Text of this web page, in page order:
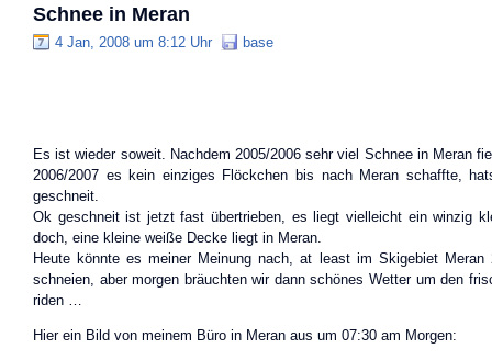
Schnee in Meran
4 Jan, 2008 um 8:12 Uhr base
Es ist wieder soweit. Nachdem 2005/2006 sehr viel Schnee in Meran
2006/2007 es kein einziges Flöckchen bis nach Meran schaffte,
geschneit.
Ok geschneit ist jetzt fast übertrieben, es liegt vielleicht ein winzig
doch, eine kleine weiße Decke liegt in Meran.
Heute könnte es meiner Meinung nach, at least im Skigebiet Meran
schneien, aber morgen bräuchten wir dann schönes Wetter um den
riden …
Hier ein Bild von meinem Büro in Meran aus um 07:30 am Morgen: